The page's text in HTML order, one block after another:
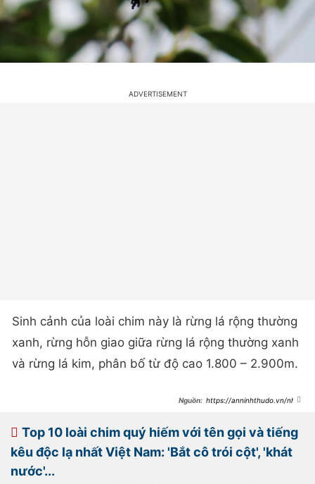
Sinh cảnh của loài chim này là rừng lá rộng thường
xanh, rừng hỗn giao giữa rừng lá rộng thường xanh
và rừng lá kim, phân bố từ độ cao 1.800 – 2.900m.
https://anninhthudo.vn/nhun
Top 10 loài chim quý hiếm với tên gọi và tiếng
kêu độc lạ nhất Việt Nam: 'Bắt cô trói cột', 'khát
nước'...